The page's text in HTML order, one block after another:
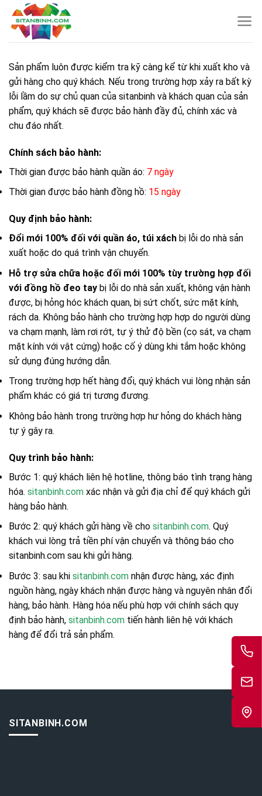
Skip
content
Sản phẩm luôn được kiểm tra kỹ càng kể từ khi xuất kho và
gửi hàng cho quý khách. Nếu trong trường hợp xảy ra bất kỳ
lỗi lầm do sự chủ quan của sitanbinh và khách quan của sản
phẩm, quý khách sẽ được bảo hành đầy đủ, chính xác và
chu đáo nhất.
Chính sách bảo hành:
Thời gian được bảo hành quần áo: 7 ngày
Thời gian được bảo hành đồng hồ: 15 ngày
Quy định bảo hành:
Đổi mới 100% đối với quần áo, túi xách bị lỗi do nhà sản
xuất hoặc do quá trình vận chuyển.
Hỗ trợ sửa chữa hoặc đối mới 100% tùy trường hợp đối
với đồng hồ đeo tay bị lỗi do nhà sản xuất, không vận hành
được, bị hỏng hóc khách quan, bị sứt chốt, sức mặt kính,
rách da. Không bảo hành cho trường hợp hợp do người dùng
va chạm mạnh, làm rơi rớt, tự ý thử độ bền (cọ sát, va chạm
mặt kính với vật cứng) hoặc cố ý dùng khi tắm hoặc không
sử dụng đúng hướng dẫn.
Trong trường hợp hết hàng đổi, quý khách vui lòng nhận sản
phẩm khác có giá trị tương đương.
Không bảo hành trong trường hợp hư hỏng do khách hàng
tự ý gây ra.
Quy trình bảo hành:
Bước 1: quý khách liên hệ hotline, thông báo tình trạng hàng
hóa. sitanbinh.com xác nhận và gửi địa chỉ để quý khách gửi
hàng bảo hành.
Bước 2: quý khách gửi hàng về cho sitanbinh.com. Quý
khách vui lòng trả tiền phí vận chuyển và thông báo cho
sitanbinh.com sau khi gửi hàng.
Bước 3: sau khi sitanbinh.com nhận được hàng, xác định
nguồn hàng, ngày khách nhận được hàng và nguyên nhân đổi
hàng, bảo hành. Hàng hóa nếu phù hợp với chính sách quy
định bảo hành, sitanbinh.com tiến hành liên hệ với khách
hàng để đổi trả sản phẩm.
SITANBINH.COM